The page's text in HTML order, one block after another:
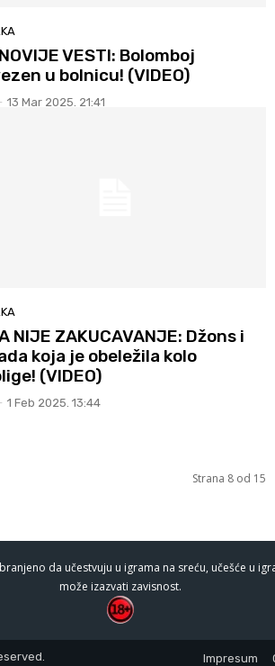
VESTI: Bolomboj
u bolnicu! (VIDEO)
13 Mar 2025. 21:41
NIJE ZAKUCAVANJE: Džons i
koja je obeležila kolo
(VIDEO)
1 Feb 2025. 13:44
Strana 8 od 15
da učestvuju u igrama na sreću, učešće u
može izazvati zavisnost.
Impresum